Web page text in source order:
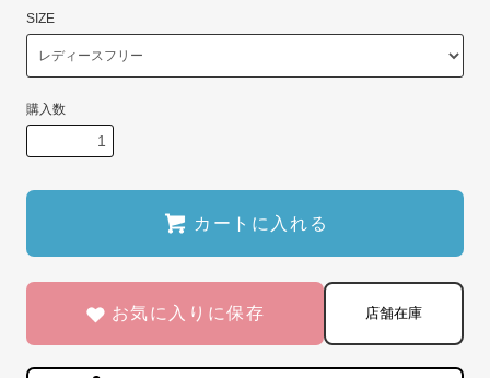
SIZE
購入数
カートに入れる
お気に入りに保存 店舗在庫